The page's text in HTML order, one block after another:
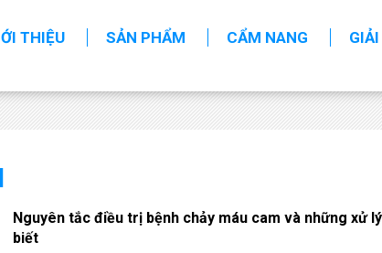
THIỆU SẢN PHẨM CẨM NANG
Nguyên tắc điều trị bệnh chảy máu cam và những xử
biết